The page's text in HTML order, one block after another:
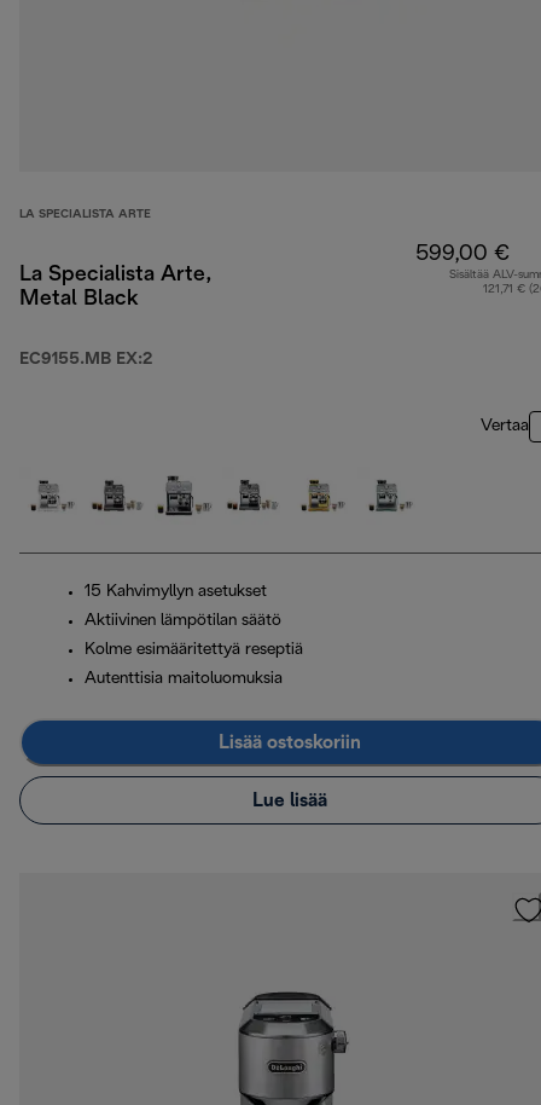
LA SPECIALISTA ARTE
La Specialista Arte,
Metal Black
EC9155.MB EX:2
599,00 €
Sisältää ALV-
121,71 €
Vertaa
15 Kahvimyllyn asetukset
Aktiivinen lämpötilan säätö
Kolme esimääritettyä reseptiä
Autenttisia maitoluomuksia
Lisää ostoskoriin
Lue lisää